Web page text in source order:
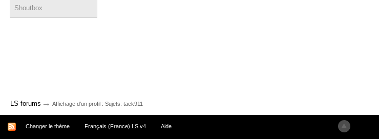
Shoutbox
LS forums → Affichage d'un profil : Sujets: taek911
Changer le thème Français (France) LS v4 Aide